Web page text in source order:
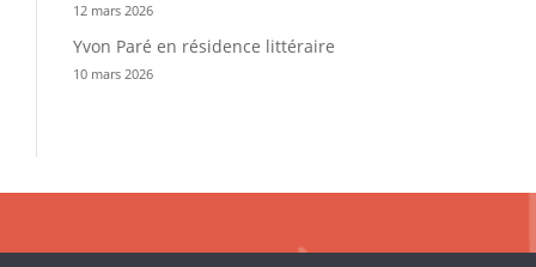
12 mars 2026
Yvon Paré en résidence littéraire
10 mars 2026